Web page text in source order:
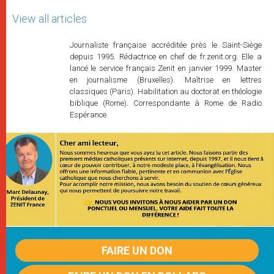
View all articles
Journaliste française accréditée près le Saint-Siège
depuis 1995. Rédactrice en chef de fr.zenit.org. Elle a
lancé le service français Zenit en janvier 1999. Master
en journalisme (Bruxelles). Maîtrise en lettres
classiques (Paris). Habilitation au doctorat en théologie
biblique (Rome). Correspondante à Rome de Radio
Espérance.
FAIRE UN DON